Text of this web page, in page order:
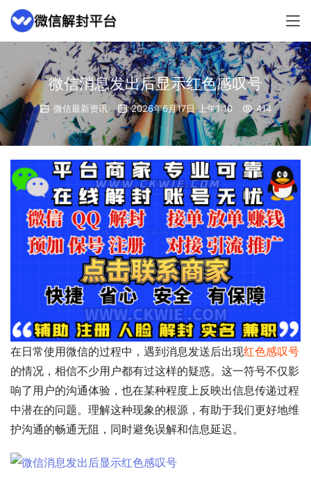
微信消息发出后显示红色感叹号
微信最新资讯 2026年6月17日 上午1:10 414
在日常使用微信的过程中，遇到消息发送后出现红色感叹号
的情况，相信不少用户都有过这样的疑惑。这一符号不仅影
响了用户的沟通体验，也在某种程度上反映出信息传递过程
中潜在的问题。理解这种现象的根源，有助于我们更好地维
护沟通的畅通无阻，同时避免误解和信息延迟。